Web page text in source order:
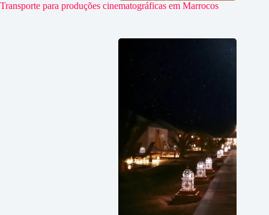
Transporte para produções cinematográficas em Marrocos